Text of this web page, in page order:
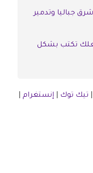
جباليا وتدمير
تكتب بشكل
تيك توك إنستغرام